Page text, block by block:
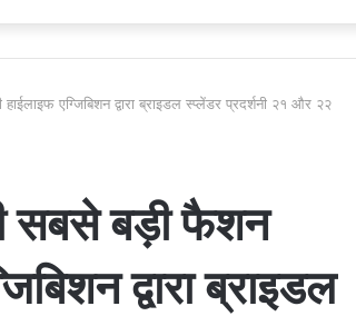
एग्जिबिशन द्वारा ब्राइडल स्प्लेंडर प्रदर्शनी २१ और २२
सबसे बड़ी फैशन
द्वारा ब्राइडल